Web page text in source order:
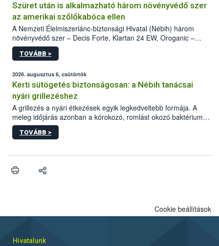
Szüret után is alkalmazható három növényvédő szer
az amerikai szőlőkabóca ellen
A Nemzeti Élelmiszerlánc-biztonsági Hivatal (Nébih) három
növényvédő szer – Decis Forte, Klartan 24 EW, Oroganic –
engedélyokiratát módosította, így azok a szüretet követően,
egészen a vesszőérettség (BBCH 91) stádiumáig
érésű szőlőkben is legyen lehetőség a károsító elleni további
védekezésre. Az Oroganic készítmény kis kiszerelésben kiskerti
felhasználók számára is elérhető és ökológiai termesztésben is
engedélyezett.
TOVÁBB >
2026. augusztus 6, csütörtök
Kerti sütögetés biztonságosan: a Nébih tanácsai
nyári grillezéshez
A grillezés a nyári étkezések egyik legkedveltebb formája. A
meleg időjárás azonban a kórokozó, romlást okozó baktériumok
gyorsabb szaporodásának is kedvez. A szabadtéri sütögetés
ezért nem csupán a megfelelő sütési technikáról szól: legalább
higiéniai szabályok betartása, a megfelelő hőkezelés, valamint a
biztonsági Hivatal (Nébih) Oktatási Programja összegyűjtötte a
TOVÁBB >
Cookie beállítások
Hivatalunk